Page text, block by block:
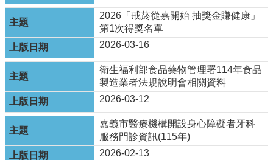
區
主
題
專
區
English
回
首
2026「戒菸從嘉開始 抽獎金賺健康」
第1次得獎名單
2026-03-16
衛生福利部食品藥物管理署114年食品
製造業者法規說明會相關資料
2026-03-12
嘉義市醫療機構開設身心障礙者牙科
服務門診資訊(115年)
2026-02-13